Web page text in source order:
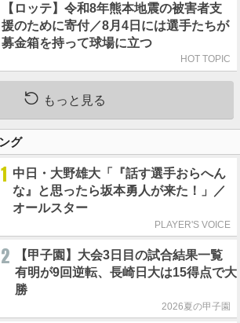
【ロッテ】令和8年熊本地震の被害者支
援のために寄付／8月4日には選手たちが
募金箱を持って球場に立つ
HOT TOPIC
もっと見る
グ
1 中日・大野雄大「『話す選手おらへん
な』と思ったら坂本勇人が来た！」／
オールスター
PLAYER'S VOICE
2
【甲子園】大会3日目の試合結果一覧
有明が9回逆転、長崎日大は15得点で大
勝
2026夏の甲子園